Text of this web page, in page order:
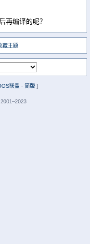
再编译的呢？
藏主题
联盟 - 简版 ]